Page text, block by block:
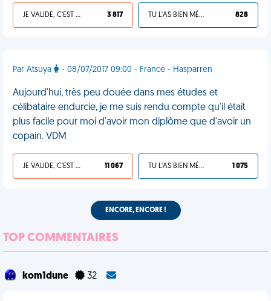
JE VALIDE, C'EST UNE VDM 3 817 TU L'AS BIEN MÉRITÉ 828
Par Atsuya - 08/07/2017 09:00 - France - Hasparren
Aujourd'hui, très peu douée dans mes études et
célibataire endurcie, je me suis rendu compte qu'il était
plus facile pour moi d'avoir mon diplôme que d'avoir un
copain. VDM
JE VALIDE, C'EST UNE VDM 11 067 TU L'AS BIEN MÉRITÉ 1 075
ENCORE, ENCORE !
TOP COMMENTAIRES
kom1dune 32